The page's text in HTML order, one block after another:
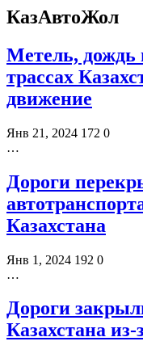
КазАвтоЖол
Метель, дождь
трассах
движение
Янв 21, 2024 172 0
…
Дороги
Казахстана
Янв 1, 2024 192 0
…
Дороги
Казахстана из-